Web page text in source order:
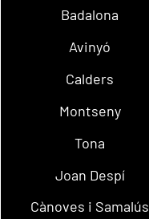
Badalona
Avinyó
Calders
Montseny
Tona
Joan Despí
Cànoves i Samalús